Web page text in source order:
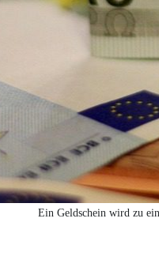
Ein Geldschein wird zu